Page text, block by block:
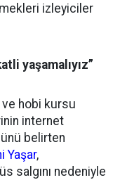
izleyiciler
yaşamalıyız”
hobi kursu
internet
belirten
Yaşar,
salgını nedeniyle